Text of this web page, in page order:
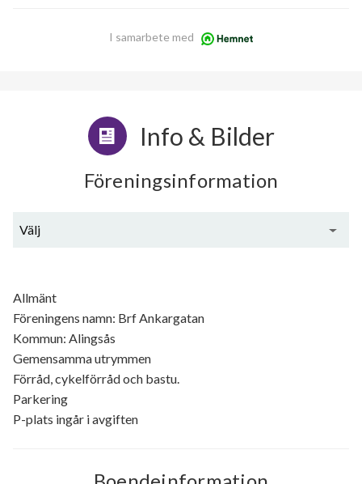
I samarbete med
Info & Bilder
Föreningsinformation
Välj
Allmänt
Föreningens namn: Brf Ankargatan
Kommun: Alingsås
Gemensamma utrymmen
Förråd, cykelförråd och bastu.
Parkering
P-plats ingår i avgiften